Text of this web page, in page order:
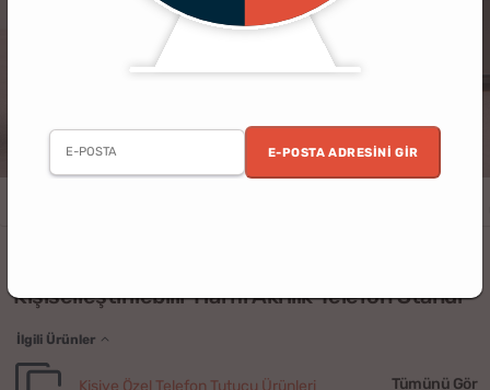
E-POSTA ADRESINI GIR
Kişiselleştirilebilir Harfli Akrilik Telefon Standı
İlgili Ürünler
Kişiye Özel Telefon Tutucu Ürünleri Tümünü Gör